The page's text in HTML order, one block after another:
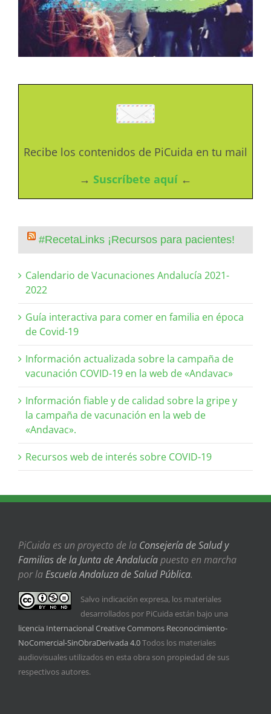
Recibe los contenidos de PiCuida en tu mail
→ Suscríbete aquí ←
#RecetaLinks ¡Recursos para pacientes!
Calendario de Vacunaciones Andalucía 2021-
2022
Guía interactiva para comer en familia en época
de Covid-19
Información actualizada sobre la campaña de
vacunación COVID-19 en la web de «Andavac»
Información fiable y de calidad sobre la gripe y
la campaña de vacunación en la web de
«Andavac».
Recursos web de interés sobre COVID-19
PiCuida es un proyecto de la Consejería de Salud y
Familias de la Junta de Andalucíapuesto en marcha
por laEscuela Andaluza de Salud Pública.
Salvo indicación expresa, los materiales
desarrollados por PiCuida están bajo una
licencia Internacional Creative Commons Reconocimiento-
NoComercial-SinObraDerivada 4.0Todos los materiales
audiovisuales utilizados en esta obra son propiedad de sus
respectivos autores.